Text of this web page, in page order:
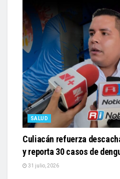
SALUD
Culiacán refuerza
y reporta 30 casos de
31 julio, 2026